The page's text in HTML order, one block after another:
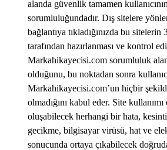
alanda güvenlik tamamen kullanıcının
sorumluluğundadır. Dış sitelere
bağlantıya tıkladığınızda bu sitelerin
tarafından hazırlanması ve kontrol
Markahikayecisi.com sorumluluk
olduğunu, bu noktadan sonra
Markahikayecisi.com’un hiçbir
olmadığını kabul eder. Site kullanımı
oluşabilecek herhangi bir hata,
gecikme, bilgisayar virüsü, hat ve
sonucunda ortaya çıkabilecek